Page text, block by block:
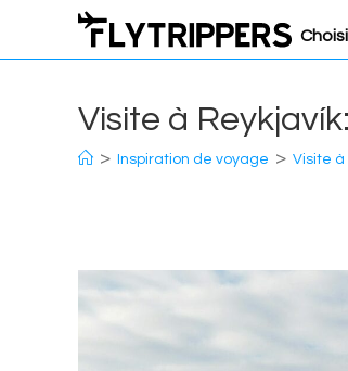
Visite à
> Inspiration de voyage > Visite à